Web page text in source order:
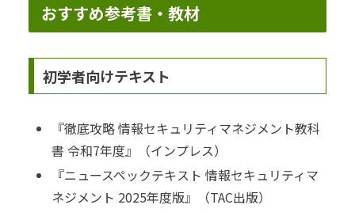
おすすめ参考書・教材
初学者向けテキスト
『徹底攻略 情報セキュリティマネジメント教科
書 令和7年度』（インプレス）
『ニュースペックテキスト 情報セキュリティマ
ネジメント 2025年度版』（TAC出版）